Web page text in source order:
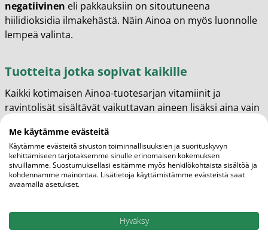
negatiivinen eli pakkauksiin on sitoutuneena
hiilidioksidia ilmakehästä. Näin Ainoa on myös luonnolle
lempeä valinta.
Tuotteita jotka sopivat kaikille
Kaikki kotimaisen Ainoa-tuotesarjan vitamiinit ja
ravintolisät sisältävät vaikuttavan aineen lisäksi aina vain
apuaineen. Karsimme kaiken ylimääräisen, jotta
tuotteemme sopivat niin allergisille ja vegaaneille kuin
erikoisruokavalioita noudattaville sekä lisäaineita
karttaville. Ainoa-sarjan kapselit ovat helposti avattavia ja
Me käytämme evästeitä
Käytämme evästeitä sivuston toiminnallisuuksien ja suorituskyvyn
kehittämiseen tarjotaksemme sinulle erinomaisen kokemuksen
sivuillamme. Suostumuksellasi esitämme myös henkilökohtaista sisältöä ja
kohdennamme mainontaa. Lisätietoja käyttämistämme evästeistä saat
avaamalla asetukset.
Hyväksy